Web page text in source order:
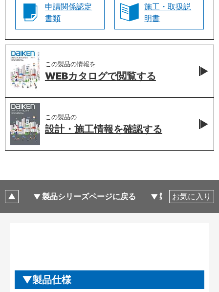
申請関係認定
書類
施工・取扱説
明書
この製品の情報を
WEBカタログで閲覧する
この製品の
設計・施工情報を確認する
製品シリーズページに戻る 製品仕様
お気に入り
製品仕様